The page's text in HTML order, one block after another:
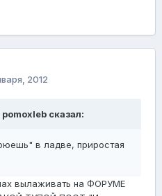
2012
сказал:
в ладве, приростая
вылаживать на ФОРУМЕ